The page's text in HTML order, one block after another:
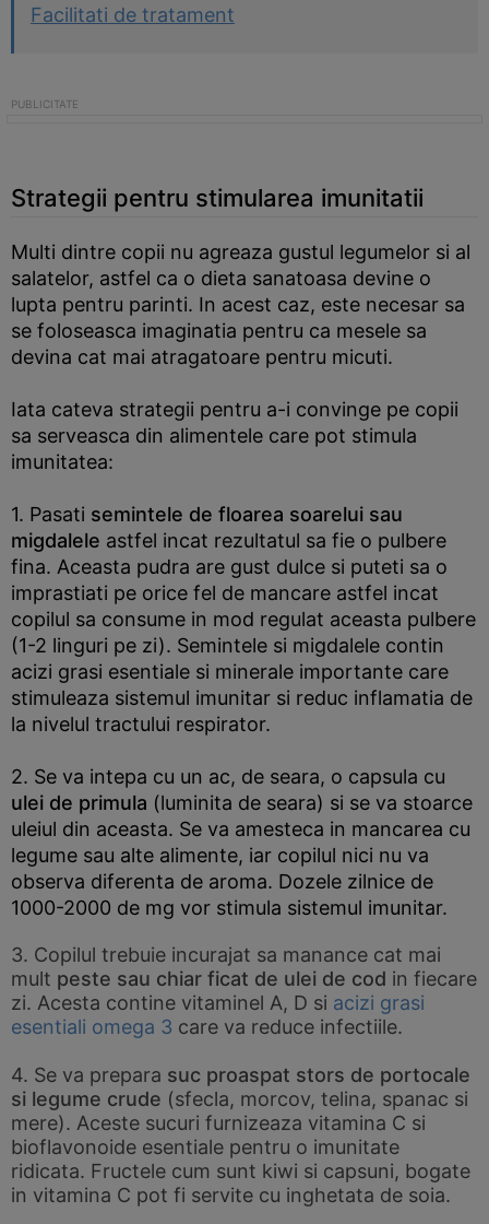
Facilitati de tratament
Strategii pentru stimularea imunitatii
Multi dintre copii nu agreaza gustul legumelor si al
salatelor, astfel ca o dieta sanatoasa devine o
lupta pentru parinti. In acest caz, este necesar sa
se foloseasca imaginatia pentru ca mesele sa
devina cat mai atragatoare pentru micuti.
Iata cateva strategii pentru a-i convinge pe copii
sa serveasca din alimentele care pot stimula
imunitatea:
1. Pasati semintele de floarea soarelui sau
migdalele astfel incat rezultatul sa fie o pulbere
fina. Aceasta pudra are gust dulce si puteti sa o
imprastiati pe orice fel de mancare astfel incat
copilul sa consume in mod regulat aceasta pulbere
(1-2 linguri pe zi). Semintele si migdalele contin
acizi grasi esentiale si minerale importante care
stimuleaza sistemul imunitar si reduc inflamatia de
la nivelul tractului respirator.
2. Se va intepa cu un ac, de seara, o capsula cu
ulei de primula (luminita de seara) si se va stoarce
uleiul din aceasta. Se va amesteca in mancarea cu
legume sau alte alimente, iar copilul nici nu va
observa diferenta de aroma. Dozele zilnice de
1000-2000 de mg vor stimula sistemul imunitar.
3. Copilul trebuie incurajat sa manance cat mai
mult peste sau chiar ficat de ulei de cod in fiecare
zi. Acesta contine vitaminel A, D si acizi grasi
esentiali omega 3 care va reduce infectiile.
4. Se va prepara suc proaspat stors de portocale
si legume crude (sfecla, morcov, telina, spanac si
mere). Aceste sucuri furnizeaza vitamina C si
bioflavonoide esentiale pentru o imunitate
ridicata. Fructele cum sunt kiwi si capsuni, bogate
in vitamina C pot fi servite cu inghetata de soia.